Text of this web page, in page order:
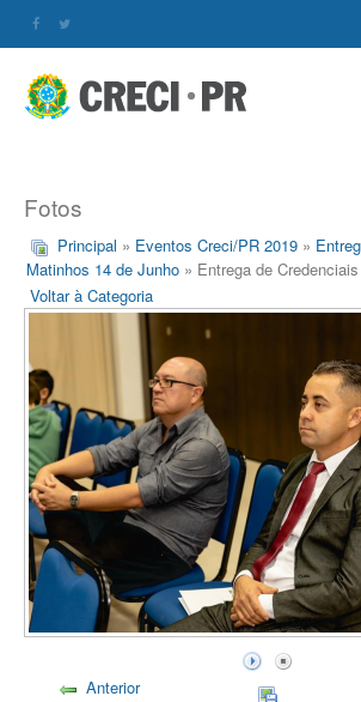
Fotos
Principal » Eventos Creci/PR 2019 »
Matinhos 14 de Junho » Entrega de
Voltar à Categoria
Anterior